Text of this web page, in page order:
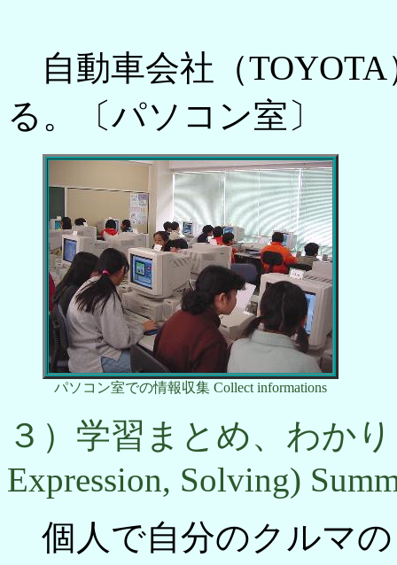
自動車会社（TOYOTA
る。〔パソコン室〕
パソコン室での情報収集 Collect informations
３）学習まとめ、わか
Expression, Solving)
個人で自分のクルマ